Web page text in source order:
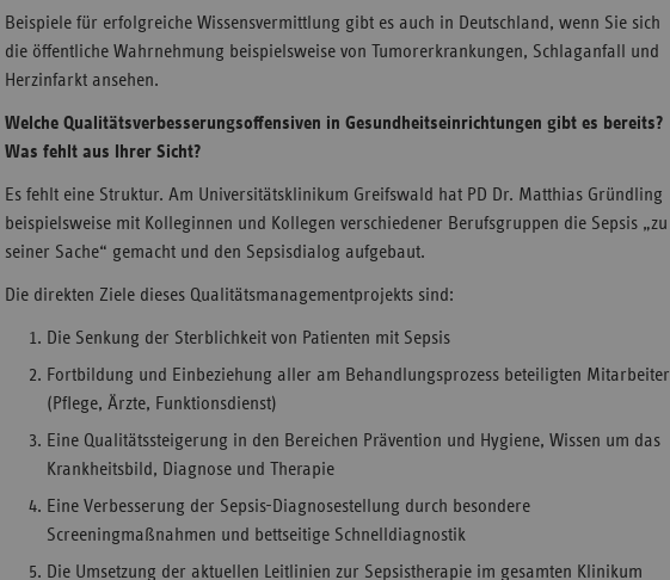
Beispiele für erfolgreiche Wissensvermittlung gibt es auch in Deutschland, wenn Sie sich
die öffentliche Wahrnehmung beispielsweise von Tumorerkrankungen, Schlaganfall und
Herzinfarkt ansehen.
Welche Qualitätsverbesserungsoffensiven in Gesundheitseinrichtungen gibt es bereits?
Was fehlt aus Ihrer Sicht?
Es fehlt eine Struktur. Am Universitätsklinikum Greifswald hat PD Dr. Matthias Gründling
beispielsweise mit Kolleginnen und Kollegen verschiedener Berufsgruppen die Sepsis „zu
seiner Sache“ gemacht und den Sepsisdialog aufgebaut.
Die direkten Ziele dieses Qualitätsmanagementprojekts sind:
Die Senkung der Sterblichkeit von Patienten mit Sepsis
Fortbildung und Einbeziehung aller am Behandlungsprozess beteiligten Mitarbeiter
(Pflege, Ärzte, Funktionsdienst)
Eine Qualitätssteigerung in den Bereichen Prävention und Hygiene, Wissen um das
Krankheitsbild, Diagnose und Therapie
Eine Verbesserung der Sepsis-Diagnosestellung durch besondere
Screeningmaßnahmen und bettseitige Schnelldiagnostik
Die Umsetzung der aktuellen Leitlinien zur Sepsistherapie im gesamten Klinikum